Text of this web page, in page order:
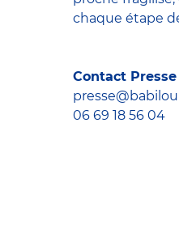
chaque étape
Contact Presse
06 69 18 56 04